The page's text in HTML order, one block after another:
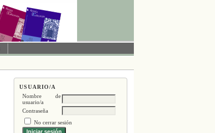
USUARIO/A
Nombre de
usuario/a
Contraseña
No cerrar sesión